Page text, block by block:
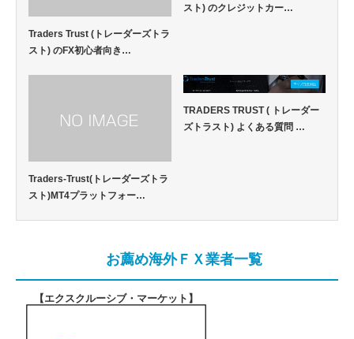
Traders Trust (トレーダーズトラ
スト) のFX初心者向き…
スト) のクレジットカー…
Traders-Trust(トレーダーズトラ
スト)MT4プラットフォー…
TRADERS TRUST ( トレーダー
ズトラスト) よくある質問 …
お薦め海外ＦＸ業者一覧
【エクスクルーシブ・マーケット 】